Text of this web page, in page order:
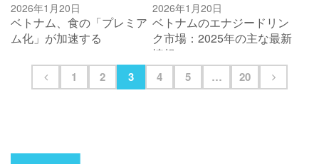
2026年1月20日
ベトナム、食の「プレミア
ム化」が加速する
2026年1月20日
ベトナムのエナジードリン
ク市場：2025年の主な最新
情報
1 2 3 4 5 … 20